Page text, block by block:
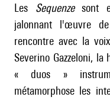
Les Sequenzesont
jalonnant l'œuvre
rencontre avec la
Severino Gazzeloni,
« duos »
métamorphose les